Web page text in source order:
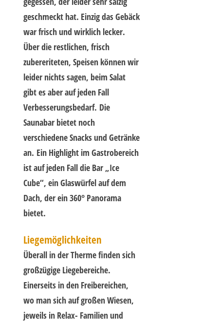
geschmeckt hat. Einzig das Gebäck
war frisch und wirklich lecker.
Über die restlichen, frisch
zubereriteten, Speisen können wir
leider nichts sagen, beim Salat
gibt es aber auf jeden Fall
Verbesserungsbedarf. Die
Saunabar bietet noch
verschiedene Snacks und Getränke
an. Ein Highlight im Gastrobereich
ist auf jeden Fall die Bar „Ice
Cube“, ein Glaswürfel auf dem
Dach, der ein 360° Panorama
bietet.
Liegemöglichkeiten
Überall in der Therme finden sich
großzügige Liegebereiche.
Einerseits in den Freibereichen,
wo man sich auf großen Wiesen,
jeweils in Relax- Familien und